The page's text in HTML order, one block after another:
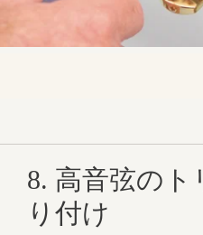
8. 高音弦のト
り付け